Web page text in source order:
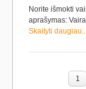
Norite išmokti
aprašymas:
Skaityti
1